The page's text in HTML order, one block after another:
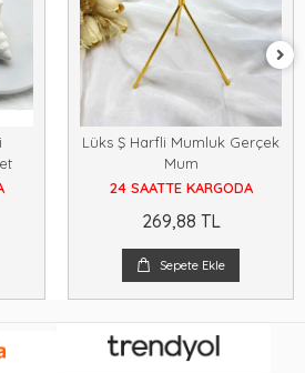
Lüks Ş Harfli Mumluk Gerçek
Mum
24 SAATTE KARGODA
269,88 TL
Sepete Ekle